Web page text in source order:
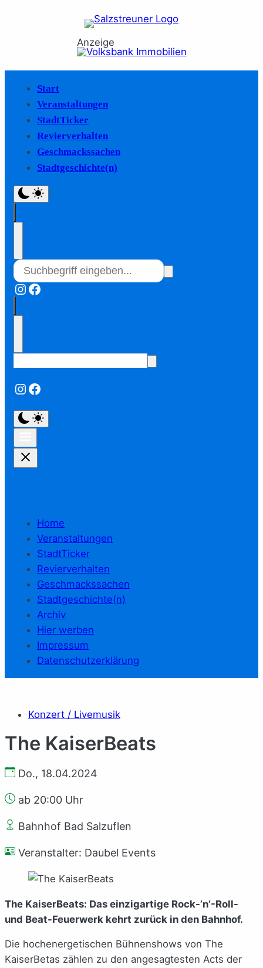
Anzeige
Start
Veranstaltungen
StadtTicker
Revierverhalten
Geschmackssachen
Stadtgeschichte(n)
Instagram
Facebook
Instagram
Facebook
Home
Veranstaltungen
StadtTicker
Revierverhalten
Geschmackssachen
Stadtgeschichte(n)
Archiv
Hier werben
Impressum
Datenschutzerklärung
Konzert / Livemusik
The KaiserBeats
Do., 18.04.2024
ab 20:00 Uhr
Bahnhof Bad Salzuflen
Veranstalter: Daubel Events
The KaiserBeats: Das einzigartige Rock-’n’-Roll-
und Beat-Feuerwerk kehrt zurück in den Bahnhof.
Die hochenergetischen Bühnenshows von The
KaiserBetas zählen zu den angesagtesten Acts der